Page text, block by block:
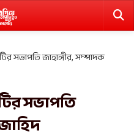
সভাপতি জাহাঙ্গীর, সম্পাদক
সভাপতি